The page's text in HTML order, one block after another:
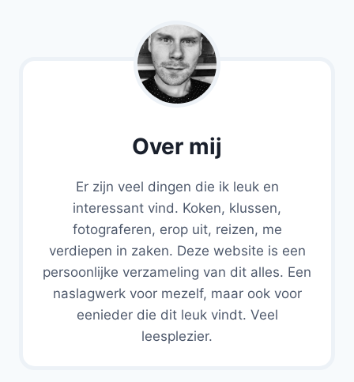
Over mij
Er zijn veel dingen die ik leuk en
interessant vind. Koken, klussen,
fotograferen, erop uit, reizen, me
verdiepen in zaken. Deze website is een
persoonlijke verzameling van dit alles. Een
naslagwerk voor mezelf, maar ook voor
eenieder die dit leuk vindt. Veel
leesplezier.